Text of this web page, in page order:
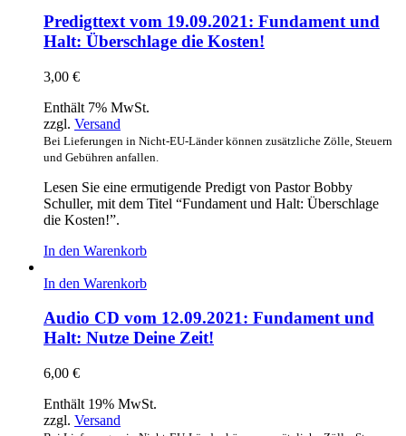
Predigttext vom 19.09.2021: Fundament und
Halt: Überschlage die Kosten!
3,00 €
Enthält 7% MwSt.
zzgl. Versand
Bei Lieferungen in Nicht-EU-Länder können zusätzliche Zölle, Steuern
und Gebühren anfallen.
Lesen Sie eine ermutigende Predigt von Pastor Bobby
Schuller, mit dem Titel “Fundament und Halt: Überschlage
die Kosten!”.
In den Warenkorb
In den Warenkorb
Audio CD vom 12.09.2021: Fundament und
Halt: Nutze Deine Zeit!
6,00 €
Enthält 19% MwSt.
zzgl. Versand